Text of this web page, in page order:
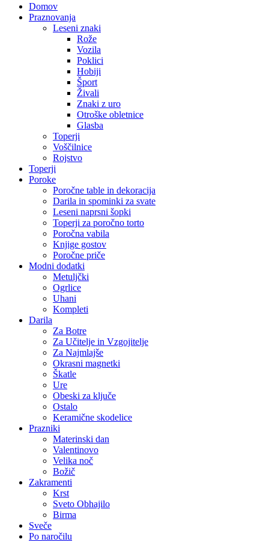
Domov
Praznovanja
Leseni znaki
Rože
Vozila
Poklici
Hobiji
Šport
Živali
Znaki z uro
Otroške obletnice
Glasba
Toperji
Voščilnice
Rojstvo
Toperji
Poroke
Poročne table in dekoracija
Darila in spominki za svate
Leseni naprsni šopki
Toperji za poročno torto
Poročna vabila
Knjige gostov
Poročne priče
Modni dodatki
Metuljčki
Ogrlice
Uhani
Kompleti
Darila
Za Botre
Za Učitelje in Vzgojitelje
Za Najmlajše
Okrasni magnetki
Škatle
Ure
Obeski za ključe
Ostalo
Keramične skodelice
Prazniki
Materinski dan
Valentinovo
Velika noč
Božič
Zakramenti
Krst
Sveto Obhajilo
Birma
Sveče
Po naročilu